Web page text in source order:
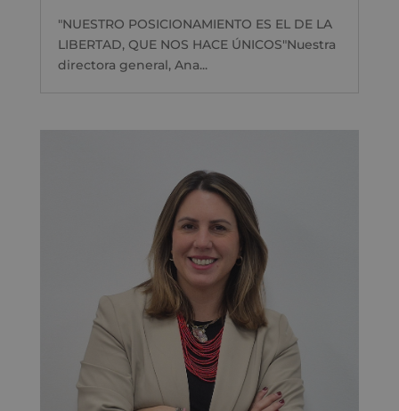
"NUESTRO POSICIONAMIENTO ES EL DE LA
LIBERTAD, QUE NOS HACE ÚNICOS"Nuestra
directora general, Ana...